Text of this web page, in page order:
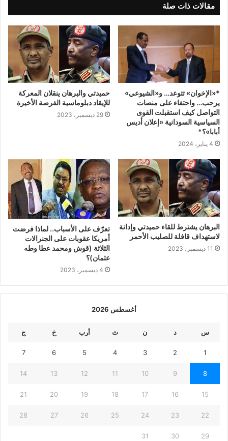
مقالات ذات صلة
*«الإخوان» تتوعد… و«الشيوعي»
يرحب… واحتفاء على منصات
التواصل كيف استقبلت القوى
السياسية السودانية «إعلان أديس
أبابا»؟*
4 يناير، 2024
حميدتي والبرهان ينقلان المعركة
للإيقاد دبلوماسية الفرصة الأخيرة
29 ديسمبر، 2023
البرهان يشترط للقاء حميدتي وإدانة
لاستهداف قافلة للصليب الأحمر
11 ديسمبر، 2023
تعرّف على الأسباب.. لماذا فرضت
أمريكا عقوبات على الجنرالات
الثلاثة (قوش ومحمد عطا وطه
عثمان)؟
4 ديسمبر، 2023
أغسطس 2026
س د ن ث أرب خ ج
1
2
3
4
5
6
7
8
9
10
11
12
13
14
15
16
17
18
19
20
21
22
23
24
25
26
27
28
29
30
31